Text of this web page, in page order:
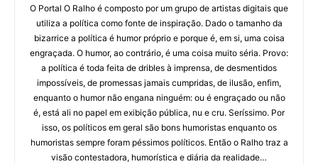
O Portal O Ralho é composto por um grupo de artistas digitais que
utiliza a política como fonte de inspiração. Dado o tamanho da
bizarrice a política é humor próprio e porque é, em si, uma coisa
engraçada. O humor, ao contrário, é uma coisa muito séria. Provo:
a política é toda feita de dribles à imprensa, de desmentidos
impossíveis, de promessas jamais cumpridas, de ilusão, enfim,
enquanto o humor não engana ninguém: ou é engraçado ou não
é, está ali no papel em exibição pública, nu e cru. Seríssimo. Por
isso, os políticos em geral são bons humoristas enquanto os
humoristas sempre foram péssimos políticos. Então o Ralho traz a
visão contestadora, humorística e diária da realidade…